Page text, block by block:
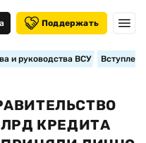
Поддержать
и руководства ВСУ
КРЕДИТА